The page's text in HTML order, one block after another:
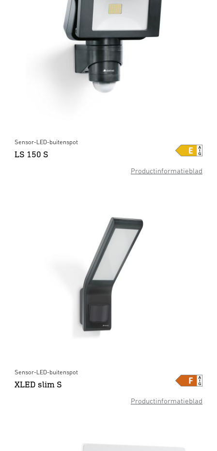
Productinformatieblad
Sensor-LED-buitenspot
LS 150 S
Productinformatieblad
Sensor-LED-buitenspot
XLED slim S